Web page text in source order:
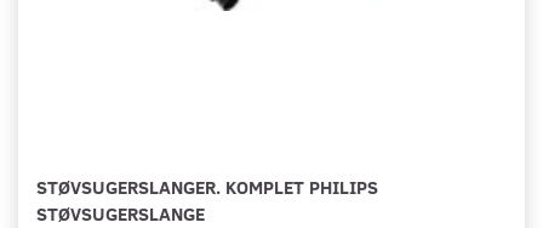
STØVSUGERSLANGER. KOMPLET PHILIPS
STØVSUGERSLANGE